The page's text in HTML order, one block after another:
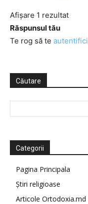
Afișare 1 rezultat
Răspunsul tău
Te rog să te autentifici
Căutare
Categorii
Pagina Principala
Știri religioase
Articole Ortodoxia.md